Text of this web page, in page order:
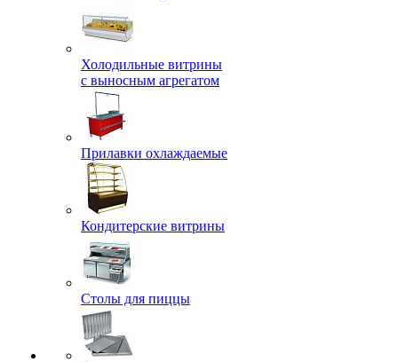
Холодильные витрины
с выносным агрегатом
Прилавки охлаждаемые
Кондитерские витрины
Столы для пиццы